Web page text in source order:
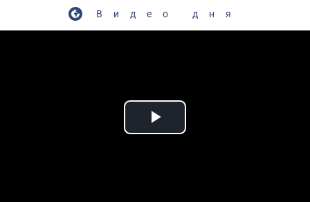
Видео дня
Play Video